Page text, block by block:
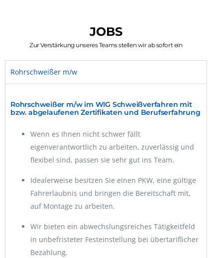
JOBS
Zur Verstärkung unseres Teams stellen wir ab sofort ein
Rohrschweißer m/w
Rohrschweißer m/w im WIG Schweißverfahren mit
bzw. abgelaufenen Zertifikaten und Berufserfahrung
Wenn es Ihnen nicht schwer fällt
eigenverantwortlich zu arbeiten, zuverlässig und
flexibel sind, passen sie sehr gut ins Team.
Idealerweise besitzen Sie einen PKW, eine gültige
Fahrerlaubnis und bringen die Bereitschaft mit,
auf Montage zu arbeiten.
Wir bieten ein abwechslungsreiches Tätigkeitfeld
in unbefristeter Festeinstellung bei übertariflicher
Bezahlung.